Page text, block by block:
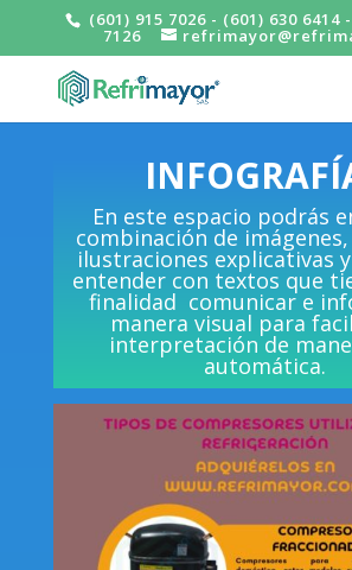
(601) 915 7026 - (601) 630 6414
7126
En este espacio podrás
combinación de
ilustraciones explicativas
entender con textos que
finalidad comunicar e
manera visual para
interpretación de
automática.